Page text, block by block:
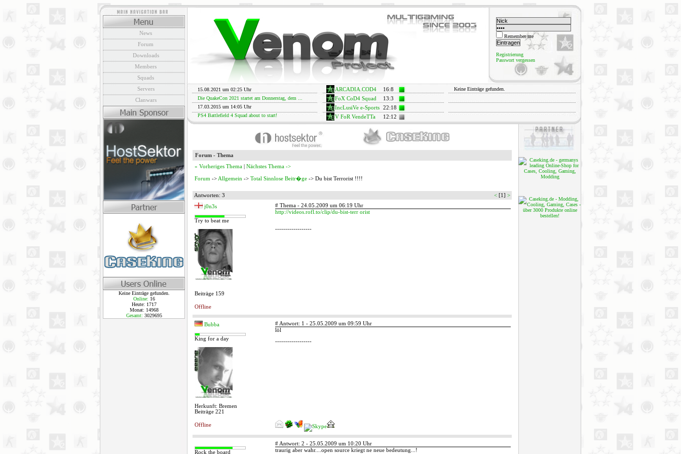
News
Forum
Downloads
Members
Squads
Servers
Clanwars
Keine Einträge gefunden.
Online: 16
Heute: 1717
Monat: 14968
Gesamt: 3029695
Remember me
Registrierung
Passwort vergessen
15.08.2021 um 02:25 Uhr
Die QuakeCon 2021 startet am Donnerstag, dem ...
17.03.2015 um 14:05 Uhr
PS4 Battlefield 4 Squad about to start!
ARCADIA.COD4 16:8
FoX CoD4 Squad
13:3
IncLusiVe e-Sports
22:18
V FoR VendeTTa
12:12
Keine Einträge gefunden.
Forum - Thema
« Vorheriges Thema
Nächstes Thema ->
Forum -> Allgemein -> Total Sinnlose Beitr�ge -> Du bist Terrorist !!!!
Antworten: 3 < [1] >
j0n3s
Try to beat me
Beiträge 159
# Thema - 24.05.2009 um 06:19 Uhr
http://videos.rofl.to/clip/du-bist-terr orist
------------------
Offline
Bubba
King for a day
Herkunft: Bremen
Beiträge 221
# Antwort: 1 - 25.05.2009 um 09:59 Uhr
löl
------------------
Offline
Rock the board
# Antwort: 2 - 25.05.2009 um 10:20 Uhr
traurig aber wahr....open source kriegt ne neue bedeutung...!